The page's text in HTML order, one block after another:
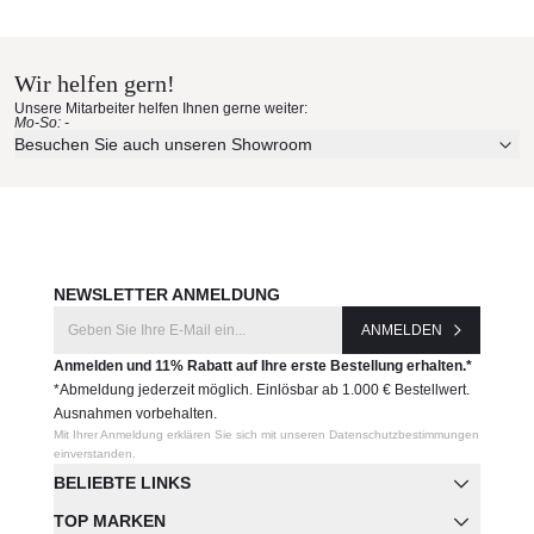
Hersteller:
Kenneth Cobonpue
bestellen
Erleben Sie unsere Stoffe und Materialien ganz in Ruhe in
Ihren eigenen vier Wänden.
Wir helfen gern!
Unsere Mitarbeiter helfen Ihnen gerne weiter:
Mo-So: -
Besuchen Sie auch unseren Showroom
BELIEBTE LINKS
TOP MARKEN
NEWSLETTER ANMELDUNG
ANMELDEN
Anmelden und 11% Rabatt auf Ihre erste Bestellung erhalten.*
*Abmeldung jederzeit möglich. Einlösbar ab 1.000 € Bestellwert.
Ausnahmen vorbehalten.
Mit Ihrer Anmeldung erklären Sie sich mit unseren Datenschutzbestimmungen
einverstanden.